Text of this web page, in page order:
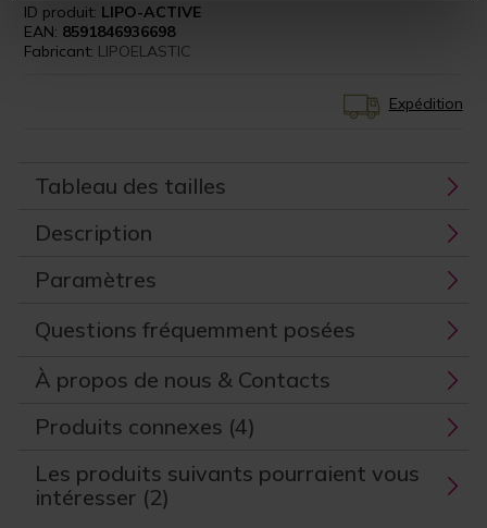
ID produit: LIPO-ACTIVE
EAN: 8591846936698
Fabricant: LIPOELASTIC
Expédition
Tableau des tailles
Description
Paramètres
Questions fréquemment posées
À propos de nous & Contacts
Produits connexes (4)
Les produits suivants pourraient vous
intéresser (2)